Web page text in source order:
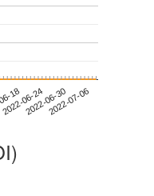
18
2022-06-242022-06-302022-07-06